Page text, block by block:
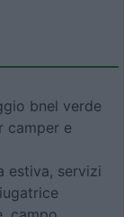
bnel verde
camper e
estiva, servizi